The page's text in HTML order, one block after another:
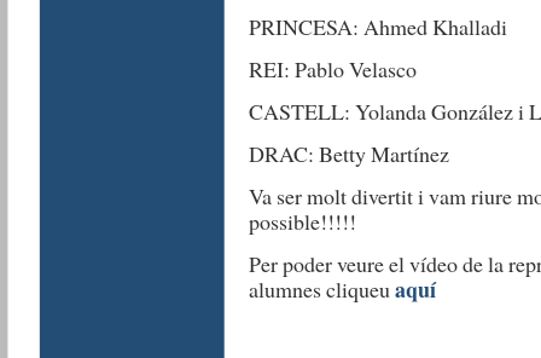
PRINCESA: Ahmed Khalladi
REI: Pablo Velasco
CASTELL: Yolanda González i
DRAC: Betty Martínez
Va ser molt divertit i vam riure
possible!!!!!
Per poder veure el vídeo de la
alumnes cliqueu aquí